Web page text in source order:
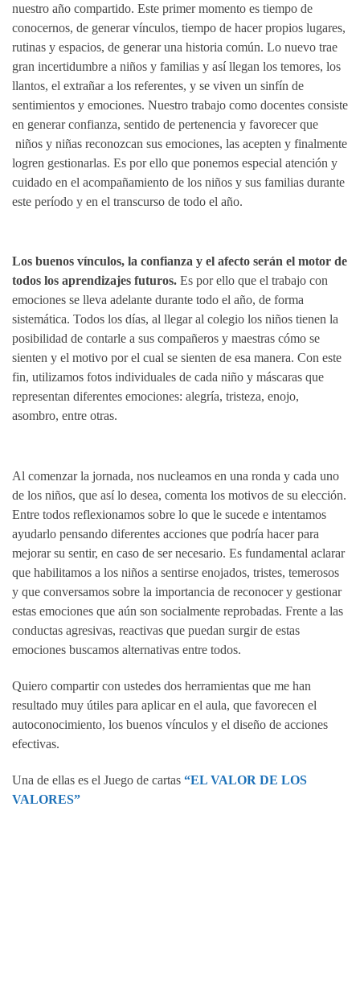
nuestro año compartido. Este primer momento es tiempo de
conocernos, de generar vínculos, tiempo de hacer propios lugares,
rutinas y espacios, de generar una historia común. Lo nuevo trae
gran incertidumbre a niños y familias y así llegan los temores, los
llantos, el extrañar a los referentes, y se viven un sinfín de
sentimientos y emociones. Nuestro trabajo como docentes consiste
en generar confianza, sentido de pertenencia y favorecer que
niños y niñas reconozcan sus emociones, las acepten y finalmente
logren gestionarlas. Es por ello que ponemos especial atención y
cuidado en el acompañamiento de los niños y sus familias durante
este período y en el transcurso de todo el año.
Los buenos vínculos, la confianza y el afecto serán el motor de
todos los aprendizajes futuros. Es por ello que el trabajo con
emociones se lleva adelante durante todo el año, de forma
sistemática. Todos los días, al llegar al colegio los niños tienen la
posibilidad de contarle a sus compañeros y maestras cómo se
sienten y el motivo por el cual se sienten de esa manera. Con este
fin, utilizamos fotos individuales de cada niño y máscaras que
representan diferentes emociones: alegría, tristeza, enojo,
asombro, entre otras.
Al comenzar la jornada, nos nucleamos en una ronda y cada uno
de los niños, que así lo desea, comenta los motivos de su elección.
Entre todos reflexionamos sobre lo que le sucede e intentamos
ayudarlo pensando diferentes acciones que podría hacer para
mejorar su sentir, en caso de ser necesario. Es fundamental aclarar
que habilitamos a los niños a sentirse enojados, tristes, temerosos
y que conversamos sobre la importancia de reconocer y gestionar
estas emociones que aún son socialmente reprobadas. Frente a las
conductas agresivas, reactivas que puedan surgir de estas
emociones buscamos alternativas entre todos.
Quiero compartir con ustedes dos herramientas que me han
resultado muy útiles para aplicar en el aula, que favorecen el
autoconocimiento, los buenos vínculos y el diseño de acciones
efectivas.
Una de ellas es el Juego de cartas “EL VALOR DE LOS
VALORES”